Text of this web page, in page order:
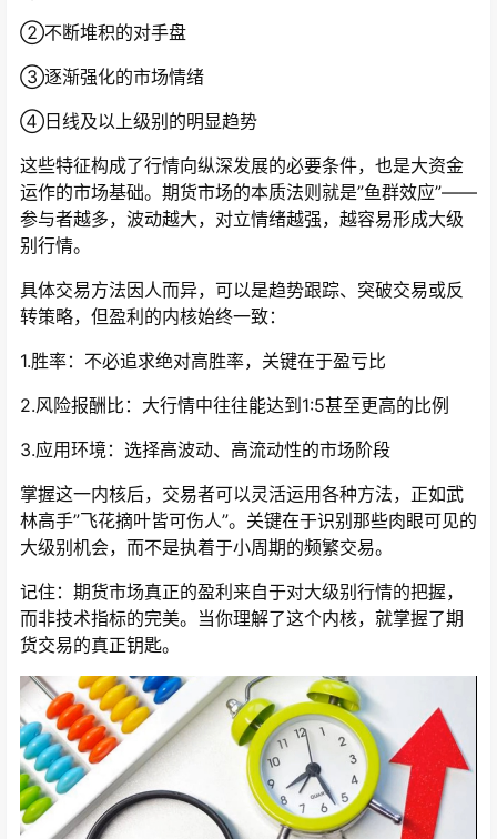
②不断堆积的对手盘
③逐渐强化的市场情绪
④日线及以上级别的明显趋势
这些特征构成了行情向纵深发展的必要条件，也是大资金
运作的市场基础。期货市场的本质法则就是”鱼群效应”——
参与者越多，波动越大，对立情绪越强，越容易形成大级
别行情。
具体交易方法因人而异，可以是趋势跟踪、突破交易或反
转策略，但盈利的内核始终一致：
1.胜率：不必追求绝对高胜率，关键在于盈亏比
2.风险报酬比：大行情中往往能达到1:5甚至更高的比例
3.应用环境：选择高波动、高流动性的市场阶段
掌握这一内核后，交易者可以灵活运用各种方法，正如武
林高手”飞花摘叶皆可伤人”。关键在于识别那些肉眼可见的
大级别机会，而不是执着于小周期的频繁交易。
记住：期货市场真正的盈利来自于对大级别行情的把握，
而非技术指标的完美。当你理解了这个内核，就掌握了期
货交易的真正钥匙。